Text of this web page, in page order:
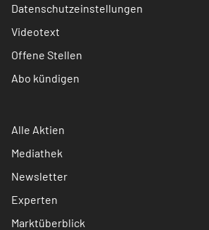
Datenschutzeinstellungen
Videotext
Offene Stellen
Abo kündigen
Alle Aktien
Mediathek
Newsletter
Experten
Marktüberblick